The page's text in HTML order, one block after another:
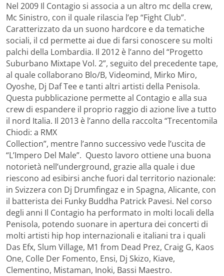
Nel 2009 Il Contagio si associa a un altro mc della crew,
Mc Sinistro, con il quale rilascia l’ep “Fight Club”.
Caratterizzato da un suono hardcore e da tematiche
sociali, il cd permette ai due di farsi conoscere su molti
palchi della Lombardia. Il 2012 è l’anno del “Progetto
Suburbano Mixtape Vol. 2”, seguito del precedente tape,
al quale collaborano Blo/B, Videomind, Mirko Miro,
Oyoshe, Dj Daf Tee e tanti altri artisti della Penisola.
Questa pubblicazione permette al Contagio e alla sua
crew di espandere il proprio raggio di azione live a tutto
il nord Italia. Il 2013 è l’anno della raccolta “Trecentomila
Chiodi: a RMX
Collection”, mentre l’anno successivo vede l’uscita de
“L’Impero Del Male”. Questo lavoro ottiene una buona
notorietà nell’underground, grazie alla quale i due
riescono ad esibirsi anche fuori dal territorio nazionale:
in Svizzera con Dj Drumfingaz e in Spagna, Alicante, con
il batterista dei Funky Buddha Patrick Pavesi. Nel corso
degli anni Il Contagio ha performato in molti locali della
Penisola, potendo suonare in apertura dei concerti di
molti artisti hip hop internazionali e italiani tra i quali
Das Efx, Slum Village, M1 from Dead Prez, Craig G, Kaos
One, Colle Der Fomento, Ensi, Dj Skizo, Kiave,
Clementino, Mistaman, Inoki, Bassi Maestro.